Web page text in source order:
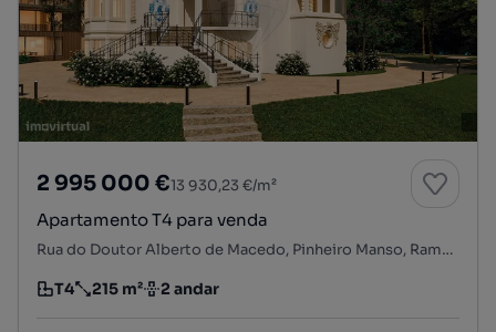
2 995 000 €13 930,23 €/m²
Apartamento T4 para venda
Rua do Doutor Alberto de Macedo, Pinheiro Manso, Ramalde, Porto, Porto
Tipologia
T4
Preço por metro quadrado
215 m²
Andar 2 andar